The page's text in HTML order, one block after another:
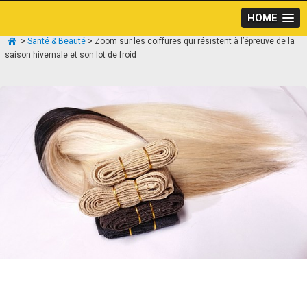
HOME
> Santé & Beauté > Zoom sur les coiffures qui résistent à l’épreuve de la
saison hivernale et son lot de froid